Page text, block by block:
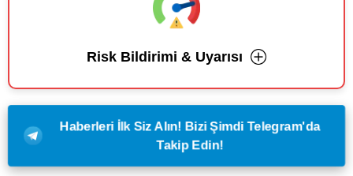
Risk Bildirimi & Uyarısı
Haberleri İlk Siz Alın! Bizi Şimdi Telegram'da
Takip Edin!